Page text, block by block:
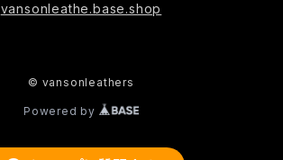
vansonleathe.base.shop
© vansonleathers
Powered by